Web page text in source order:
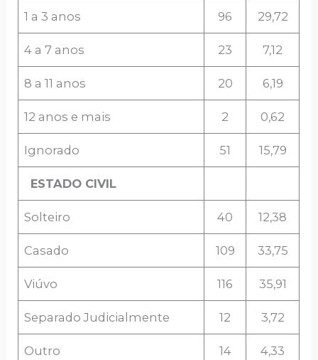
1 a 3 anos 96 29,72
4 a 7 anos 23 7,12
8 a 11 anos 20 6,19
12 anos e mais 2 0,62
Ignorado 51 15,79
ESTADO CIVIL
Solteiro 40 12,38
Casado 109 33,75
Viúvo 116 35,91
Separado Judicialmente 12 3,72
Outro 14 4,33